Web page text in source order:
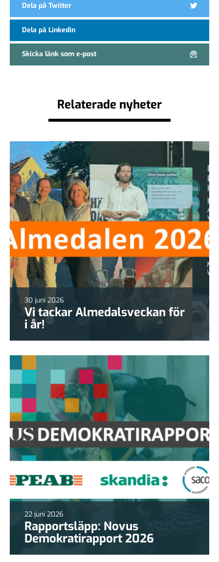
Dela på Twitter
Dela på Linkedin
Skicka länk som e-post
Relaterade nyheter
30 juni 2026
Vi tackar Almedalsveckan för
i år!
22 juni 2026
Rapportsläpp: Novus
Demokratirapport 2026